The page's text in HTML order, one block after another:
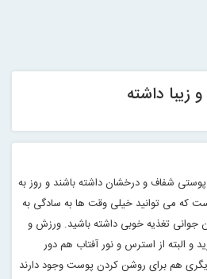
داشته
شفاف و درخشان داشته باشند و روز به
که می توانید خیلی وقت ها به سادگی به
جوانی تغذیه خوبی داشته باشید. ورزش و
و البته از استرس و نور آفتاب هم دور
هم برای روشن کردن پوست وجود دارند